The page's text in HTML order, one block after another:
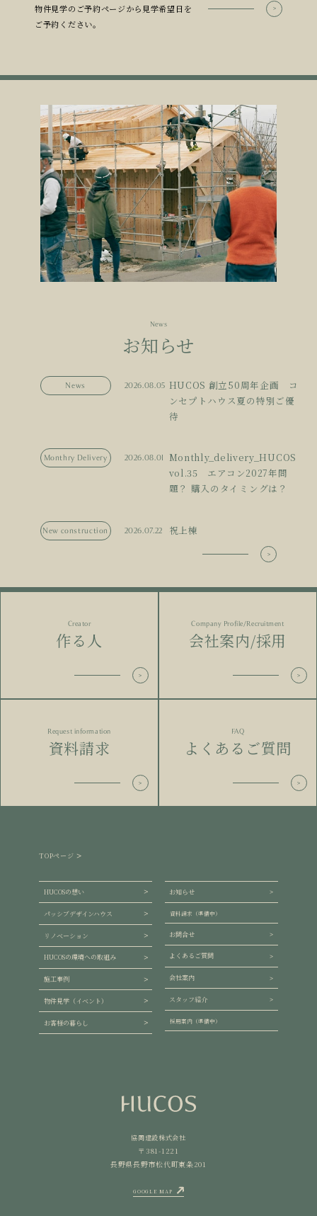
物件見学のご予約ページから見学希望日を
ご予約ください。
News
お知らせ
News 2026.08.05 HUCOS 創立50周年企画 コ
ンセプトハウス夏の特別ご優
待
Monthry Delivery 2026.08.01
Monthly_delivery_HUCOS
vol.35 エアコン2027年問
題？ 購入のタイミングは？
New construction 2026.07.22 祝上棟
Creator
作る人
Company Profile/Recruitment
会社案内/採用
Request information
資料請求
FAQ
よくあるご質問
協同建設株式会社
〒381-1221
長野県長野市松代町東条201
GOOGLE MAP
TOPページ
HUCOSの想い
パッシブデザインハウス
リノベーション
HUCOSの環境への取組み
施工事例
物件見学（イベント）
お客様の暮らし
お知らせ
資料請求（準備中）
お問合せ
よくあるご質問
会社案内
スタッフ紹介
採用案内（準備中）